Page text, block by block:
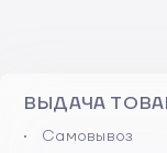
ВЫДАЧА
Самовывоз